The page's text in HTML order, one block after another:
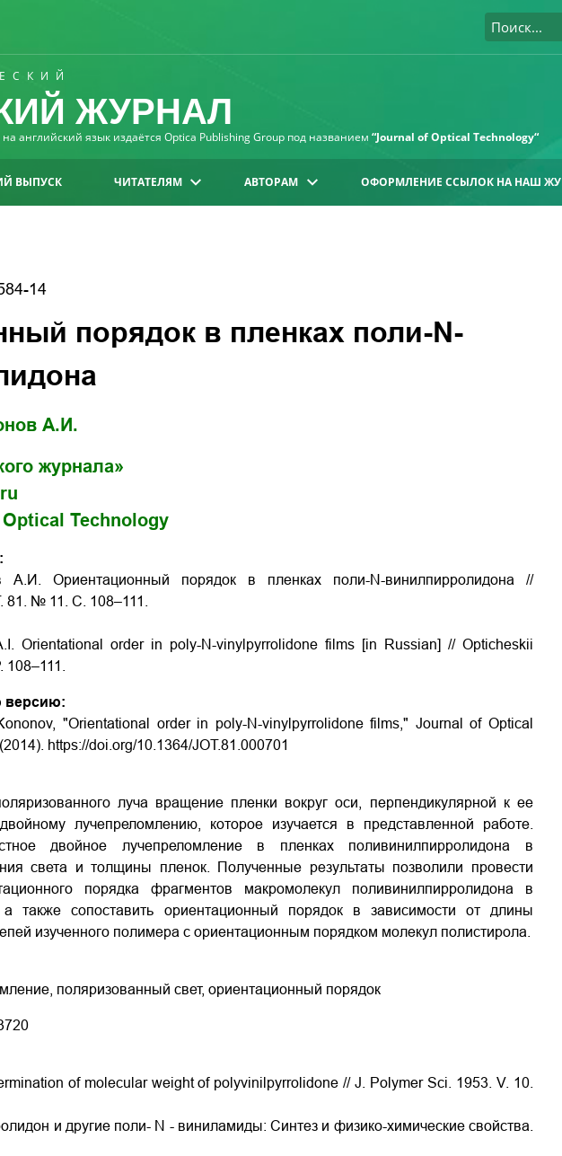
ЖУРНАЛ
английский язык издаётся Optica Publishing Group под названием “Journal of Optical Technology“
ВЫПУСК ЧИТАТЕЛЯМ АВТОРАМ ОФОРМЛЕНИЕ ССЫЛОК НА НАШ
14
порядок в пленках поли-N-
А.И.
журнала»
Technology
Ориентационный порядок в пленках поли-N-винилпирролидона //
81. № 11. С. 108–111.
Orientational order in poly-N-vinylpyrrolidone films [in Russian] // Opticheskii
версию:
"Orientational order in poly-N-vinylpyrrolidone films," Journal of Optical
https://doi.org/10.1364/JOT.81.000701
луча вращение пленки вокруг оси, перпендикулярной к ее
лучепреломлению, которое изучается в представленной работе.
двойное лучепреломление в пленках поливинилпирролидона в
света и толщины пленок. Полученные результаты позволили провести
порядка фрагментов макромолекул поливинилпирролидона в
а также сопоставить ориентационный порядок в зависимости от длины
изученного полимера с ориентационным порядком молекул полистирола.
поляризованный свет, ориентационный порядок
of molecular weight of polyvinilpyrrolidone // J. Polymer Sci. 1953. V. 10.
и другие поли- N - виниламиды: Синтез и физико-химические свойства.